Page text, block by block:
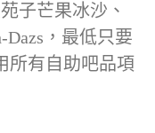
子芒果冰沙、
Dazs，最低只要
所有自助吧品項